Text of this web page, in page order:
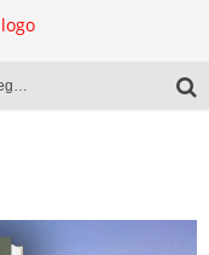
El libro en la mira de la desregulación